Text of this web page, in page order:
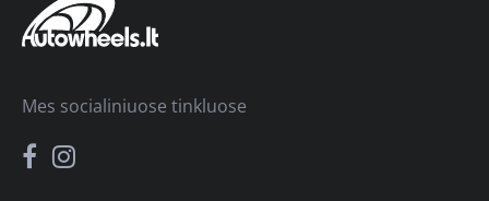
Mes socialiniuose tinkluose